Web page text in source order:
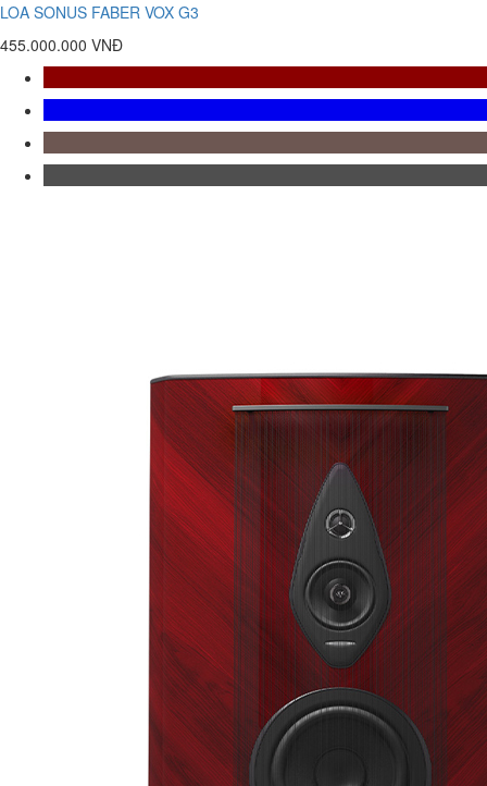
LOA SONUS FABER VOX G3
455.000.000 VNĐ